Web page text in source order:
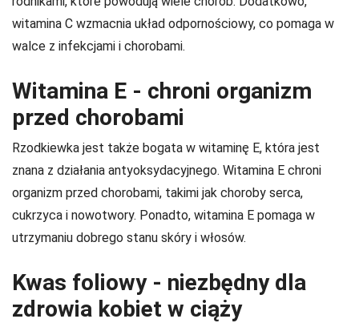
witamina C wzmacnia układ odpornościowy, co pomaga w
walce z infekcjami i chorobami.
Witamina E - chroni organizm
przed chorobami
Rzodkiewka jest także bogata w witaminę E, która jest
znana z działania antyoksydacyjnego. Witamina E chroni
organizm przed chorobami, takimi jak choroby serca,
cukrzyca i nowotwory. Ponadto, witamina E pomaga w
utrzymaniu dobrego stanu skóry i włosów.
Kwas foliowy - niezbędny dla
zdrowia kobiet w ciąży